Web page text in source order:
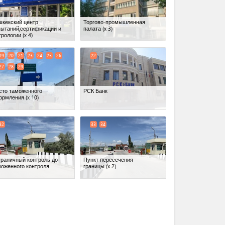
центр
и
(x 4)
Торгово-промышленная
палата(x 3)
таможенного
(x 10)
19 20 21 23 24 25
26
28 29
РСК Банк
22
контроль до
контроля
Пункт пересечения
границы(x 2)
33 34